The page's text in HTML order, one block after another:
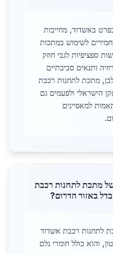
באשדוד, מחייבות
לשימוש במתכות
ספציפיות לגבי חוזק
ותנאים סביבתיים
מתכת לתחנות רכבת
הישראלי ולפעמים גם
למאפיינים
מתכת לתחנות רכבת
באזור הדרום?
לתחנות רכבת אשדוד
כ-4700 ₪ לטון, והוא כולל חומרי גלם